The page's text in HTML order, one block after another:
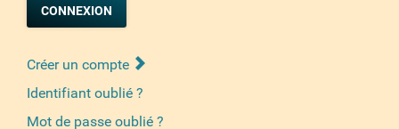
CONNEXION
Créer un compte
Identifiant oublié ?
Mot de passe oublié ?